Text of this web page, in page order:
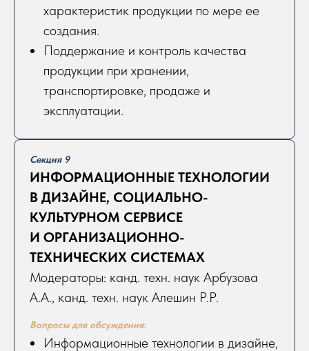
характеристик продукции по мере ее
создания.
Поддержание и контроль качества
продукции при хранении,
транспортировке, продаже и
эксплуатации.
Секция 9
ИНФОРМАЦИОННЫЕ ТЕХНОЛОГИИ
В ДИЗАЙНЕ, СОЦИАЛЬНО-
КУЛЬТУРНОМ СЕРВИСЕ
И ОРГАНИЗАЦИОННО-
ТЕХНИЧЕСКИХ СИСТЕМАХ
Модераторы: канд. техн. наук Арбузова
А.А., канд. техн. наук Алешин Р.Р.
Вопросы для обсуждения:
Информационные технологии в дизайне,